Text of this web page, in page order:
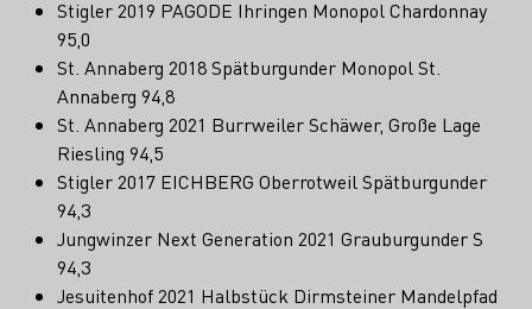
Stigler 2019 PAGODE Ihringen Monopol Chardonnay
95,0
St. Annaberg 2018 Spätburgunder Monopol St.
Annaberg 94,8
St. Annaberg 2021 Burrweiler Schäwer, Große Lage
Riesling 94,5
Stigler 2017 EICHBERG Oberrotweil Spätburgunder
94,3
Jungwinzer Next Generation 2021 Grauburgunder S
94,3
Jesuitenhof 2021 Halbstück Dirmsteiner Mandelpfad